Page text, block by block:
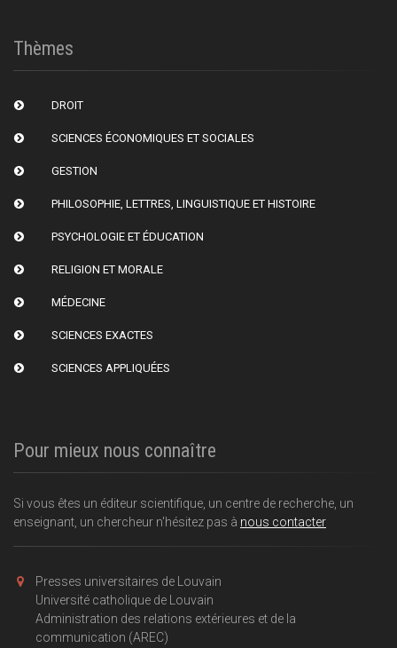
Thèmes
DROIT
SCIENCES ÉCONOMIQUES ET SOCIALES
GESTION
PHILOSOPHIE, LETTRES, LINGUISTIQUE ET HISTOIRE
PSYCHOLOGIE ET ÉDUCATION
RELIGION ET MORALE
MÉDECINE
SCIENCES EXACTES
SCIENCES APPLIQUÉES
Pour mieux nous connaître
Si vous êtes un éditeur scientifique, un centre de recherche, un
enseignant, un chercheur n'hésitez pas à nous contacter
Presses universitaires de Louvain
Université catholique de Louvain
Administration des relations extérieures et de la
communication (AREC)